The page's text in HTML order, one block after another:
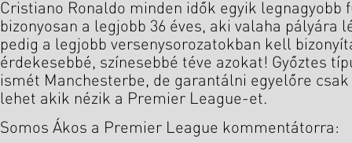
Cristiano Ronaldo minden idők egyik legnagyobb
bizonyosan a legjobb 36 éves, aki valaha pályára
pedig a legjobb versenysorozatokban kell
érdekesebbé, színesebbé téve azokat! Győztes
ismét Manchesterbe, de garantálni egyelőre
lehet akik nézik a Premier League-et.
Somos Ákos a Premier League kommentátorra: